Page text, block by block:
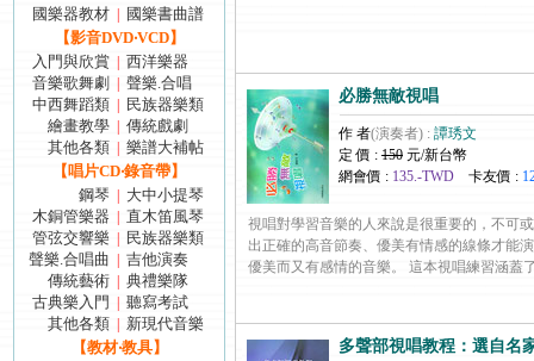
國樂器教材
國樂書曲譜
【影音DVD‧VCD】
入門與欣賞
西洋樂器
音樂歌舞劇
聲樂.合唱
中西舞蹈類
民族器樂類
繪畫教學
傳統戲劇
其他各類
樂譜大補帖
【唱片CD‧錄音帶】
鋼琴
大中小提琴
木銅管樂器
直木笛風琴
管弦交響樂
民族器樂類
聲樂.合唱曲
吉他演奏
傳統藝術
典禮樂隊
古典樂入門
聽寫考試
其他各類
新現代音樂
【教材‧教具】
必勝無敵視唱
作 者(演奏者) : 譚琇文
定 價 : 150 元/新台幣
網會價 : 135.-TWD 卡友價 :
視唱對學習音樂的人來說是很重要的，不可
出正確的高音節奏、優美有情感的線條才能
優美而又有感情的音樂。 這本視唱練習涵蓋
多聲部視唱教程：選自名